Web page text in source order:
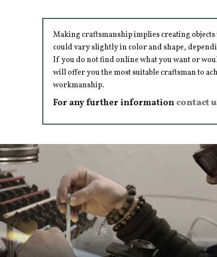
Making craftsmanship implies creating
could vary slightly in color and shape,
If you do not find online what you want or
will offer you the most suitable craftsman to
workmanship.
For any further information contact